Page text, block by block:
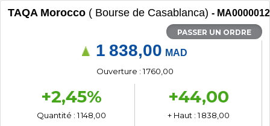
TAQA Morocco ( Bourse de Casablanca) -
PASSER UN ORDRE
1 838,00 MAD
Ouverture : 1 760,00
+2,45%
Quantité : 1 148,00
+44,00
+ Haut : 1 838,00